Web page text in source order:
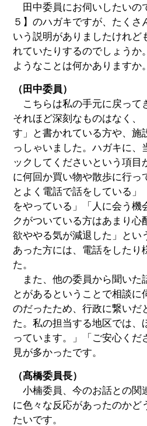
田中委員にお伺いしたいの
５】のハガキですが、たくさ
いう説明がありましたけれど
れていたりするのでしょうか
ようなことは何かありますか。
（田中委員）
こちらは私の手元に戻って
それほど深刻なものはなく、
す」と書かれている方や、施
っしゃいました。ハガキに、
ックしてくださいという項目
に何回か買い物や散歩に行っ
とよく電話で話をしている」
をやっている」「人に会う機
クがついている方はあまり心
欲ややる気が減退した」とい
あった方には、電話をしたり
た。
また、他の委員から聞いた
とがあるということで相談に
のだったため、行政に繋いだ
た。私の担当する地区では、
っています。」「ご安心くだ
見が多かったです。
（髙橋委員長）
小楠委員、今のお話との関
に色々な反応があったのかど
たいです。